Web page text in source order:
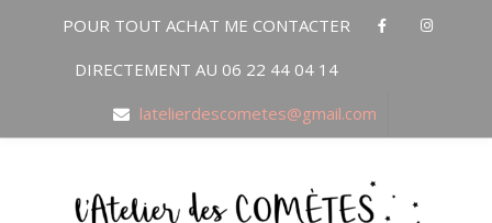
POUR TOUT ACHAT ME CONTACTER
DIRECTEMENT AU 06 22 44 04 14
latelierdescometes@gmail.com